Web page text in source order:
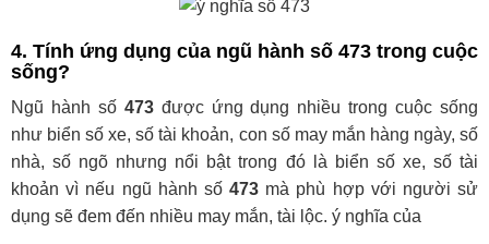
4. Tính ứng dụng của ngũ hành số 473 trong cuộc
sống?
Ngũ hành số 473được ứng dụng nhiều trong cuộc sống
như biển số xe, số tài khoản, con số may mắn hàng ngày, số
nhà, số ngõ nhưng nổi bật trong đó là biển số xe, số tài
khoản vì nếu ngũ hành số 473 mà phù hợp với người sử
dụng sẽ đem đến nhiều may mắn, tài lộc. ý nghĩa của